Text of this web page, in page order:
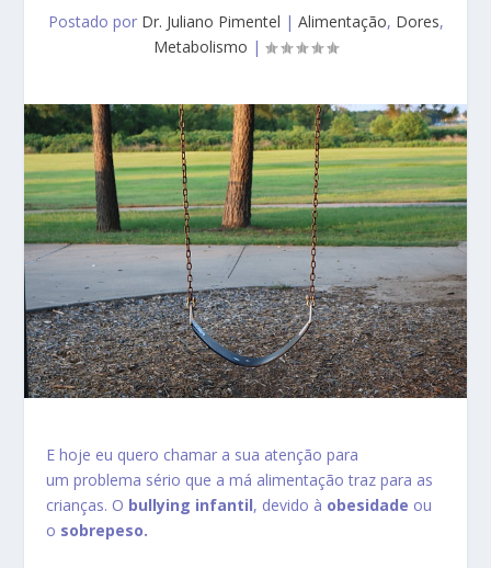
Postado por Dr. Juliano Pimentel | Alimentação, Dores,
Metabolismo |
E hoje eu quero chamar a sua atenção para
um problema sério que a má alimentação traz para as
crianças. O bullying infantil, devido à obesidade ou
o sobrepeso.